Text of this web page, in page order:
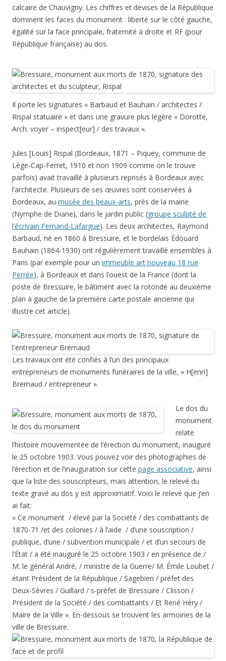
calcaire de Chauvigny. Les chiffres et devises de la République
dominent les faces du monument : liberté sur le côté gauche,
égalité sur la face principale, fraternité à droite et RF (pour
République française) au dos.
Il porte les signatures « Barbaud et Bauhain / architectes /
Rispal statuaire » et dans une gravure plus légère « Dorotte,
Arch. voyer – inspect[eur] / des travaux ».
Jules [Louis] Rispal (Bordeaux, 1871 – Piquey, commune de
Lège-Cap-Ferret, 1910 et non 1909 comme on le trouve
parfois) avait travaillé à plusieurs reprisés à Bordeaux avec
l’architecte. Plusieurs de ses œuvres sont conservées à
Bordeaux, au musée des beaux-arts, près de la mairie
(Nymphe de Diane), dans le jardin public (groupe sculpté de
l’écrivain Fernand-Lafargue). Les deux architectes, Raymond
Barbaud, né en 1860 à Bressuire, et le bordelais Édouard
Bauhain (1864-1930) ont régulièrement travaillé ensembles à
Paris (par exemple pour un immeuble art nouveau 18 rue
Perrée), à Bordeaux et dans l’ouest de la France (dont la
poste de Bressuire, le bâtiment avec la rotonde au deuxième
plan à gauche de la première carte postale ancienne qui
illustre cet article).
Les travaux ont été confiés à l’un des principaux
entrepreneurs de monuments funéraires de la ville, « H[enri]
Bremaud / entrepreneur ».
Le dos du
monument
relate
l’histoire mouvementée de l’érection du monument, inauguré
le 25 octobre 1903. Vous pouvez voir des photographies de
l’érection et de l’inauguration sur cette page associative, ainsi
que la liste des souscripteurs, mais attention, le relevé du
texte gravé au dos y est approximatif. Voici le relevé que j’en
ai fait:
« Ce monument / élevé par la Société / des combattants de
1870-71 /et des colonies / à l’aide / d’une souscription /
publique, d’une / subvention municipale / et d’un secours de
l’État / a été inauguré le 25 octobre 1903 / en présence de /
M. le général André, / ministre de la Guerre/ M. Émile Loubet /
étant Président de la République / Sagebien / préfet des
Deux-Sèvres / Guillard / s-préfet de Bressuire / Clisson /
Président de la Société / des combattants / Et René Héry /
Maire de la Ville ». En-dessous se trouvent les armoiries de la
ville de Bressuire.